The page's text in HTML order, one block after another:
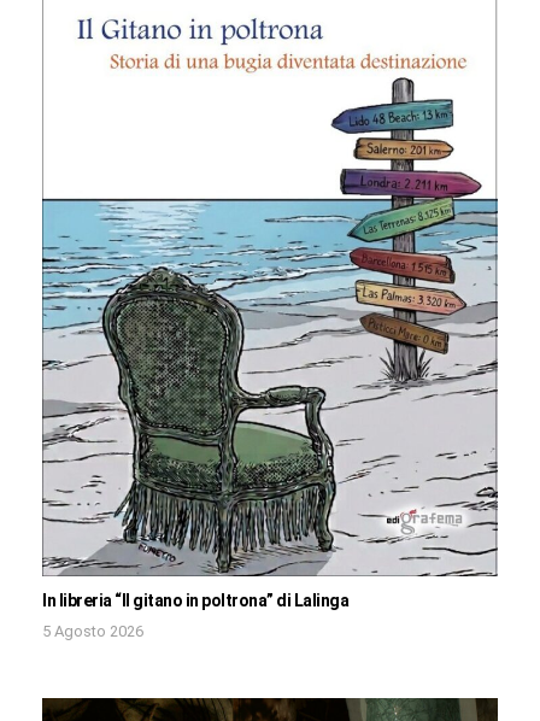
In libreria “Il gitano in poltrona” di Lalinga
5 Agosto 2026